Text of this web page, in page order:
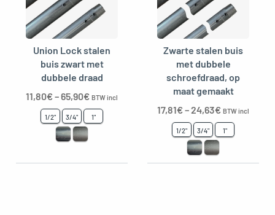
Union Lock stalen
buis zwart met
dubbele draad
11,80€–65,90€ BTW incl
1/2" 3/4" 1"
Zwarte stalen buis
met dubbele
schroefdraad, op
maat gemaakt
17,81€–24,63€ BTW incl
1/2" 3/4" 1"